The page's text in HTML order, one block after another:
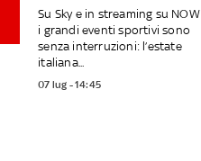
Su Sky e in streaming su NOW
i grandi eventi sportivi sono
senza interruzioni: l’estate
italiana...
07 lug - 14:45